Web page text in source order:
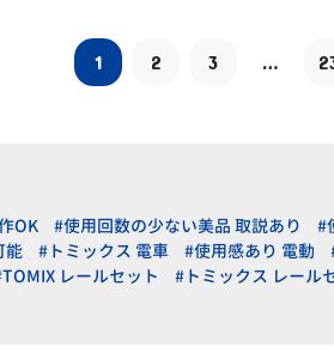
1 2 3 …
OK #使用回数の少ない美品 取説あり #
能 #トミックス 電車 #使用感あり 電動
レールセット #トミックス レール